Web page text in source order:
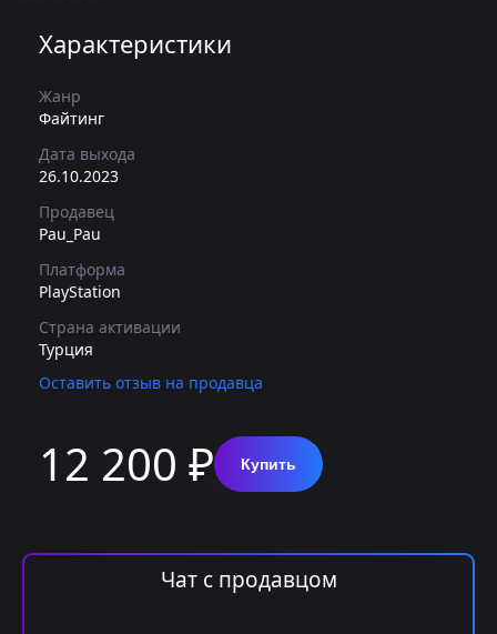
Характеристики
Жанр
Файтинг
Дата выхода
26.10.2023
Продавец
Pau_Pau
Платформа
PlayStation
Страна активации
Турция
Оставить отзыв на продавца
12 200 ₽ Купить
Чат с продавцом